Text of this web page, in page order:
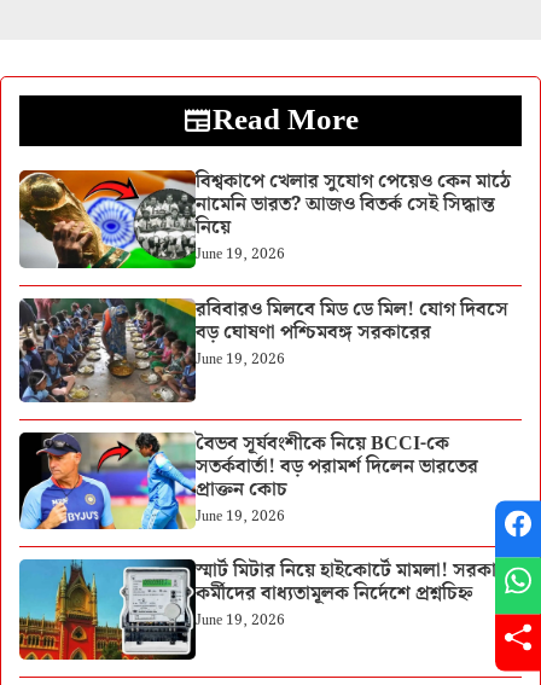
Read More
বিশ্বকাপে খেলার সুযোগ পেয়েও কেন মাঠে
নামেনি ভারত? আজও বিতর্ক সেই সিদ্ধান্ত
নিয়ে
June 19, 2026
রবিবারও মিলবে মিড ডে মিল! যোগ দিবসে
বড় ঘোষণা পশ্চিমবঙ্গ সরকারের
June 19, 2026
বৈভব সূর্যবংশীকে নিয়ে BCCI-কে
সতর্কবার্তা! বড় পরামর্শ দিলেন ভারতের
প্রাক্তন কোচ
June 19, 2026
স্মার্ট মিটার নিয়ে হাইকোর্টে মামলা! সরকারি
কর্মীদের বাধ্যতামূলক নির্দেশে প্রশ্নচিহ্ন
June 19, 2026